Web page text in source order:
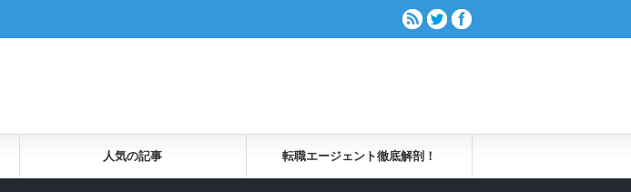
人気の記事 転職エージェント徹底解剖！